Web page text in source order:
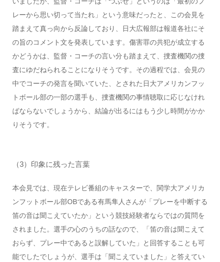
レーから思い切って当たれ」という意味だったと、この会見を
踏まえて真っ向から反論しており、日大広報部は報道各社にそ
の旨のコメント文を発表しています。傷害罪の共犯が成立する
かどうかは、監督・コーチの言い分も踏まえて、捜査機関の捜
査にゆだねられることになりそうです。その過程では、会見の
中でコーチの発言を聞いていた、とされた日大アメリカンフッ
トボール部の一部の選手も、捜査機関の事情聴取に応じなけれ
ばならないでしょうから、結論が出るにはもう少し時間がかか
りそうです。
（3）印象に残った言葉
本会見では、現在テレビ番組のキャスターで、関学大アメリカ
ンフットボール部OBである有馬隼人さんが「プレーを中断する
笛の音は聞こえていたか」という競技経験者ならではの質問を
されました。選手の心のうちの話なので、「笛の音は聞こえて
おらず、プレー中であると誤解していた」と回答することも可
能でしたでしょうが、選手は「聞こえていました」と答えてい